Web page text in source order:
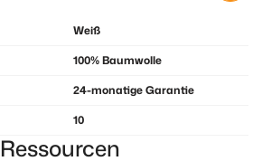
Weiß
100% Baumwolle
24-monatige Garantie
10
Ressourcen